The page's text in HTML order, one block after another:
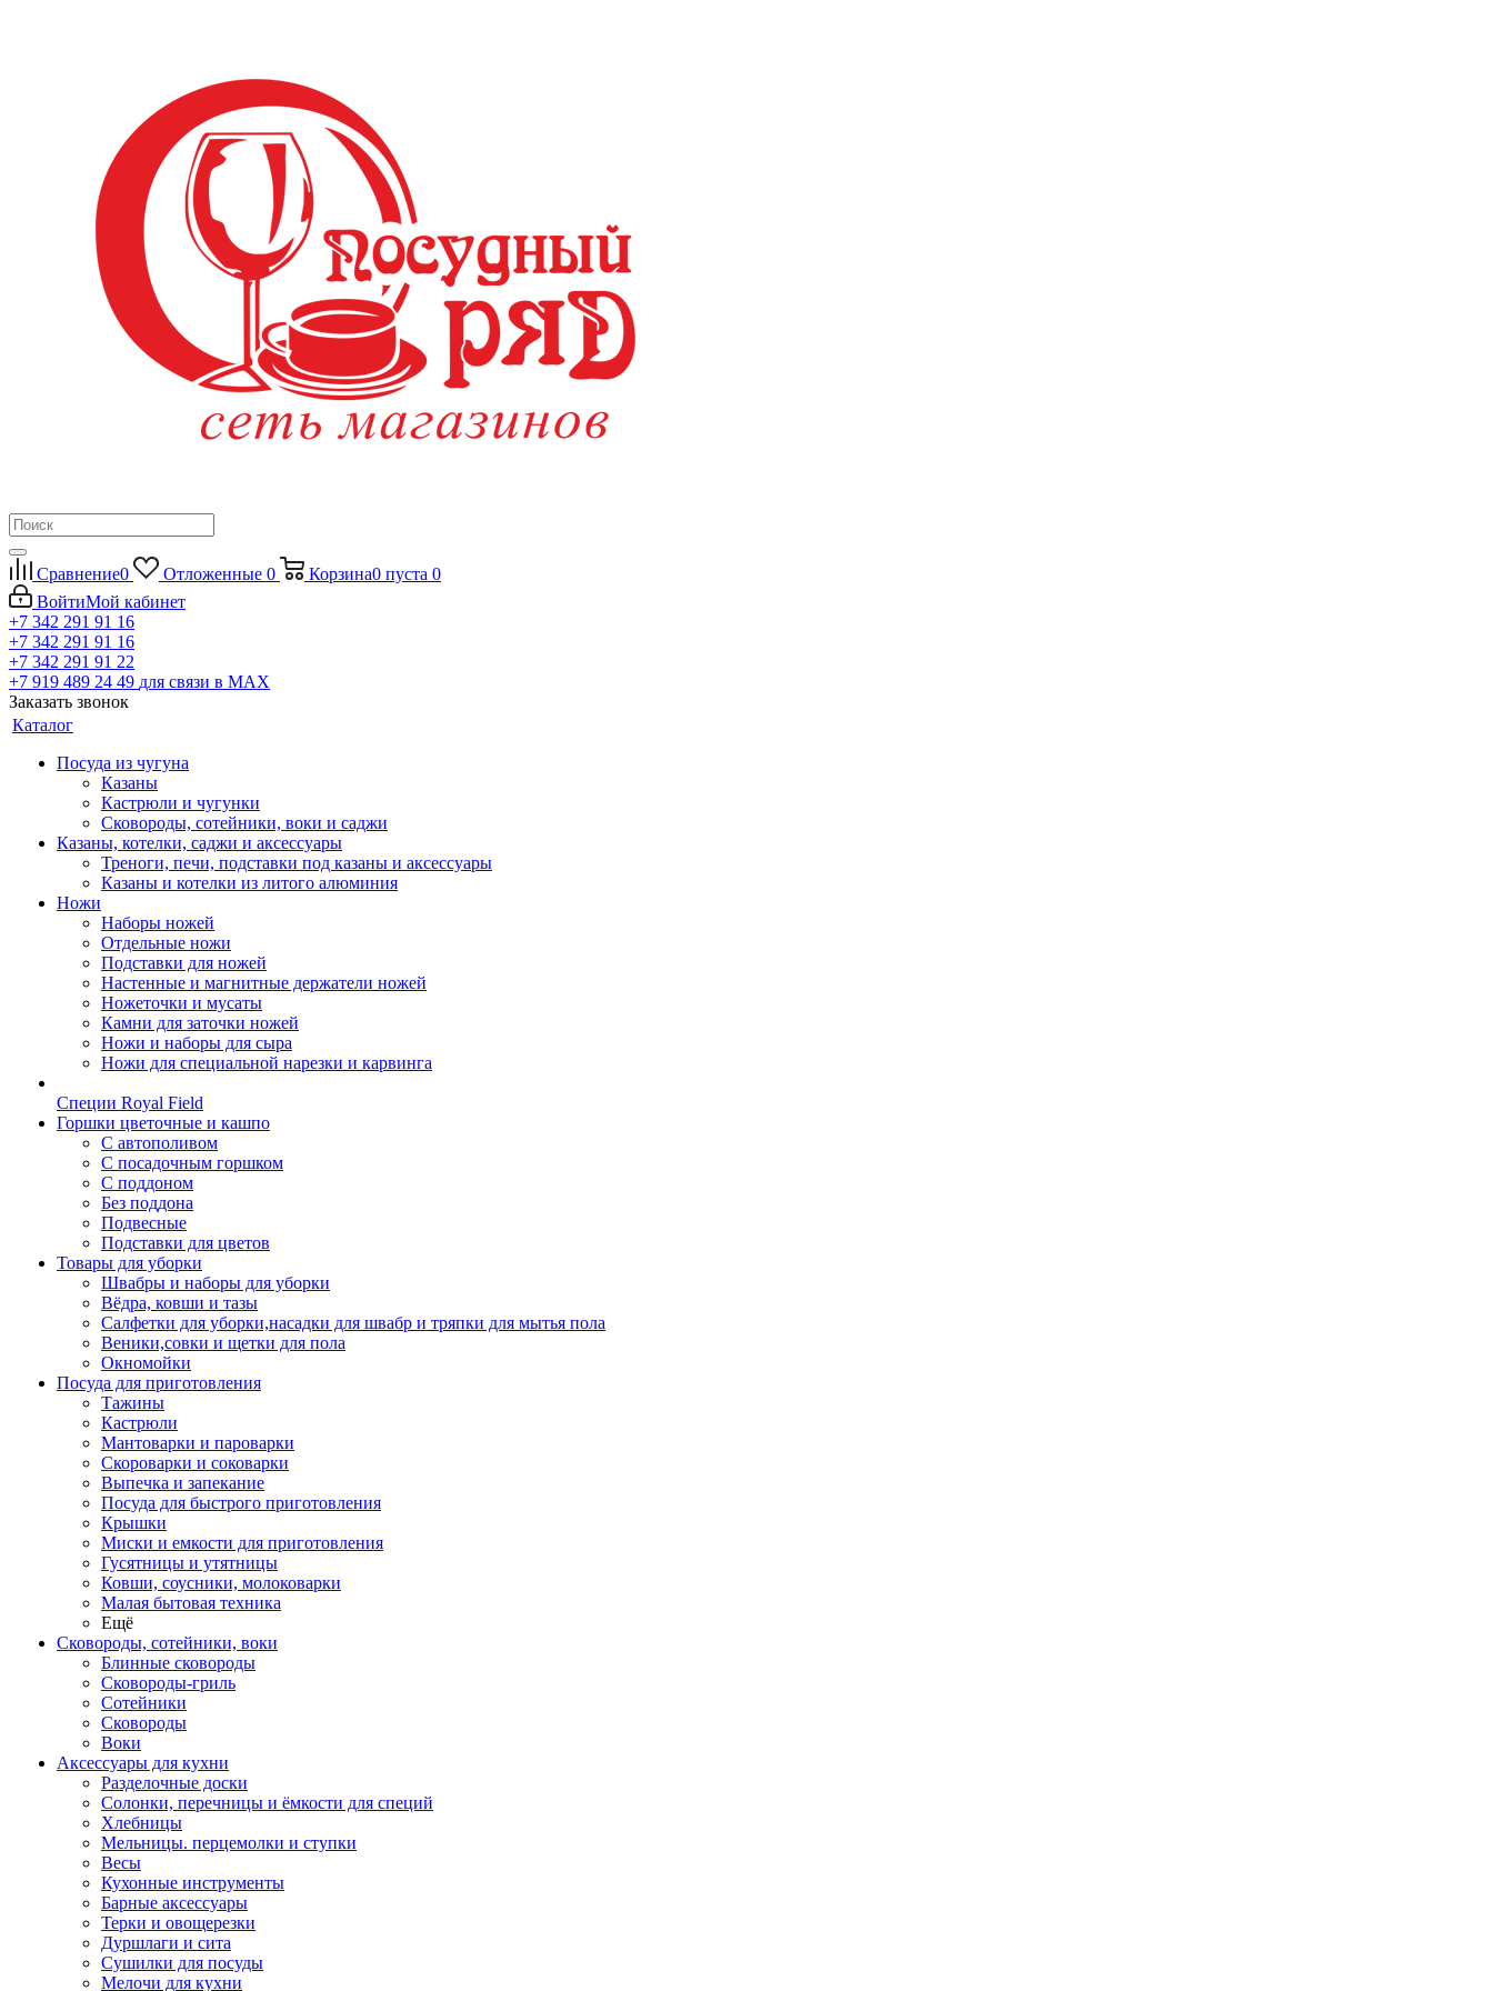
Сравнение0 Отложенные 0 Корзина0 пуста 0
ВойтиМой кабинет
+7 342 291 91 16
+7 342 291 91 16
+7 342 291 91 22
+7 919 489 24 49 для связи в МАХ
Заказать звонок
Каталог
Посуда из чугуна
Казаны
Кастрюли и чугунки
Сковороды, сотейники, воки и саджи
Казаны, котелки, саджи и аксессуары
Треноги, печи, подставки под казаны и аксессуары
Казаны и котелки из литого алюминия
Ножи
Наборы ножей
Отдельные ножи
Подставки для ножей
Настенные и магнитные держатели ножей
Ножеточки и мусаты
Камни для заточки ножей
Ножи и наборы для сыра
Ножи для специальной нарезки и карвинга
Специи Royal Field
Горшки цветочные и кашпо
С автополивом
С посадочным горшком
С поддоном
Без поддона
Подвесные
Подставки для цветов
Товары для уборки
Швабры и наборы для уборки
Вёдра, ковши и тазы
Салфетки для уборки,насадки для швабр и тряпки для мытья пола
Веники,совки и щетки для пола
Окномойки
Посуда для приготовления
Тажины
Кастрюли
Мантоварки и пароварки
Скороварки и соковарки
Выпечка и запекание
Посуда для быстрого приготовления
Крышки
Миски и емкости для приготовления
Гусятницы и утятницы
Ковши, соусники, молоковарки
Малая бытовая техника
Ещё
Сковороды, сотейники, воки
Блинные сковороды
Сковороды-гриль
Сотейники
Сковороды
Воки
Аксессуары для кухни
Разделочные доски
Солонки, перечницы и ёмкости для специй
Хлебницы
Мельницы. перцемолки и ступки
Весы
Кухонные инструменты
Барные аксессуары
Терки и овощерезки
Дуршлаги и сита
Сушилки для посуды
Мелочи для кухни